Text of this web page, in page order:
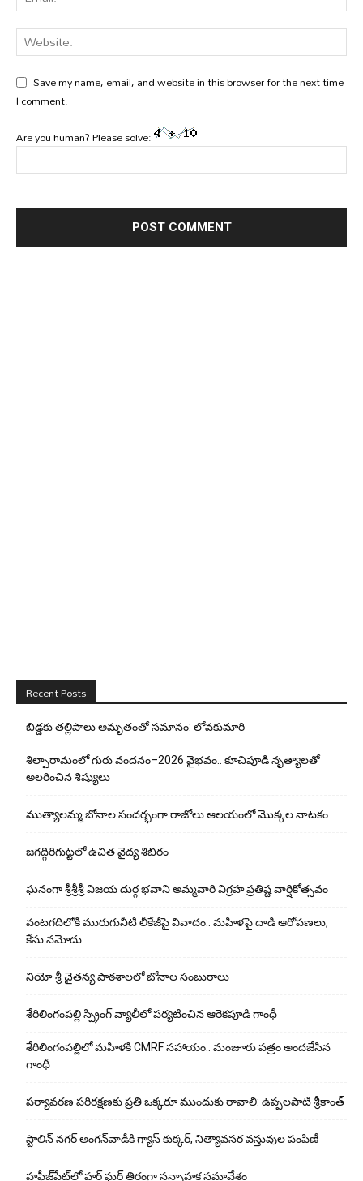
Save my name, email, and website in this browser for the next time
I comment.
Are you human? Please solve:
Recent Posts
బిడ్డ‌కు త‌ల్లిపాలు అమృతంతో స‌మానం: లోవ‌కుమారి
శిల్పారామంలో గురు వందనం–2026 వైభవం.. కూచిపూడి నృత్యాలతో
అలరించిన శిష్యులు
ముత్యాలమ్మ బోనాల సందర్భంగా రాజోలు ఆలయంలో మొక్కల నాటకం
జగద్గిరిగుట్టలో ఉచిత వైద్య శిబిరం
ఘనంగా శ్రీశ్రీశ్రీ విజయ దుర్గ భవాని అమ్మవారి విగ్రహ ప్రతిష్ట వార్షికోత్సవం
వంటగదిలోకి మురుగునీటి లీకేజీపై వివాదం.. మహిళపై దాడి ఆరోపణలు,
కేసు నమోదు
నియో శ్రీ చైతన్య పాఠశాలలో బోనాల సంబురాలు
శేరిలింగంపల్లి స్ప్రింగ్ వ్యాలీలో పర్యటించిన ఆరెకపూడి గాంధీ
శేరిలింగంపల్లిలో మ‌హిళ‌కి CMRF స‌హాయం.. మంజూరు పత్రం అందజేసిన
గాంధీ
పర్యావరణ పరిరక్షణకు ప్రతి ఒక్కరూ ముందుకు రావాలి: ఉప్పలపాటి శ్రీకాంత్
స్టాలిన్ నగర్ అంగన్‌వాడీకి గ్యాస్ కుక్కర్, నిత్యావసర వస్తువుల పంపిణీ
హఫీజ్‌పేట్‌లో హర్ ఘర్ తిరంగా సన్నాహక సమావేశం